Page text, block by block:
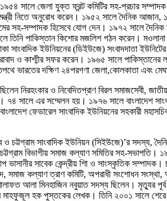
সালে জেলা যুক্ত ফ্রন্ট কমিটির সহ-প্রচার সম্পাদক
নিতে অনুরোধ করেন। ১৯৫২ সালে দৈনিক আজান,
সহ-সম্পাদক হিসেবে যোগ দেন। ১৯৭২ সালে
তিনি পাকিস্তান কিশোর মজলিশ গঠন করেন। মওলানা
ইউনিয়নের (ডিইউজে) সংবাদদাতা
ও কাশ্মীর সফর করেন। ১৯৬৫ সালে
ভারতের দক্ষিণ ২৪পরগণা জেলা,কোলকাতা এবং
নিরহংকার ও নিবেদিতপ্রাণ বিরল সমাজসেবী,
৭৪ সালে এর সম্মেলন হয়। ১৯৭৬ সালে বাংলাদেশ
ফেডারেল সাংবাদিক ইউনিয়নের সহকারী
ও চট্টগ্রাম সাংবাদিক ইউনিয়ন (সিইউজে)’র সদস্য,
চট্টগ্রাম বিভাগীয় সমাজ কল্যাণ সমিতির সহ-
ভাসানীর সাবেক কেন্দ্রীয় শিা ও সাংস্কৃতিক
সমাজ কল্যাণ ত্রাণ কমিটি, অপরাধী সংশোধন
আলা মিনহাজিন নবুয়াত সদস্য ছিলেন। মৃত্যুর পূর্ব
মাহফুজূল হক পুস্তকের লেখক। তিনি ২০০১ সালে শেরে